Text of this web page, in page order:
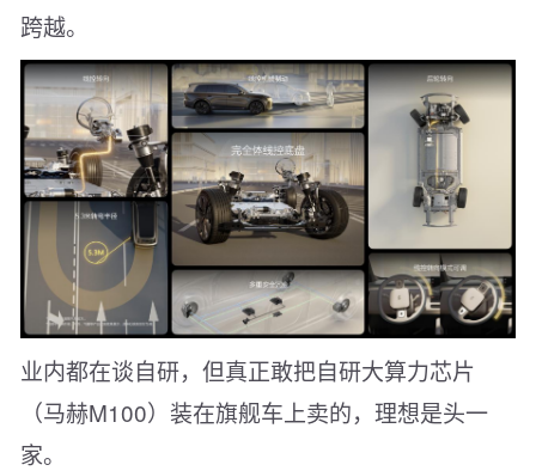
跨越。
业内都在谈自研，但真正敢把自研大算力芯片
（马赫M100）装在旗舰车上卖的，理想是头一
家。